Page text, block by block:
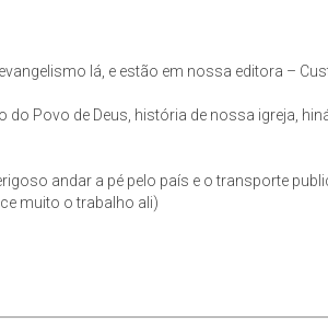
lá, e estão em nossa editora –
Povo de Deus, história de nossa igreja,
andar a pé pelo país e o transporte
muito o trabalho ali)